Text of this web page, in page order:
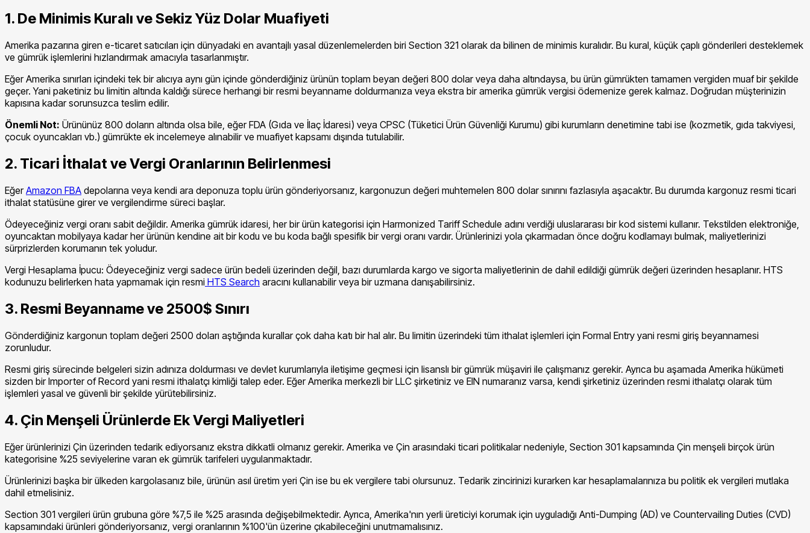
1. De Minimis Kuralı ve Sekiz Yüz Dolar Muafiyeti
Amerika pazarına giren e-ticaret satıcıları için dünyadaki en avantajlı yasal düzenlemelerden biri Section 321 olarak da bilinen de minimis kuralıdır. Bu kural, küçük çaplı gönderileri desteklemek
ve gümrük işlemlerini hızlandırmak amacıyla tasarlanmıştır.
Eğer Amerika sınırları içindeki tek bir alıcıya aynı gün içinde gönderdiğiniz ürünün toplam beyan değeri 800 dolar veya daha altındaysa, bu ürün gümrükten tamamen vergiden muaf bir şekilde
geçer. Yani paketiniz bu limitin altında kaldığı sürece herhangi bir resmi beyanname doldurmanıza veya ekstra bir amerika gümrük vergisi ödemenize gerek kalmaz. Doğrudan müşterinizin
kapısına kadar sorunsuzca teslim edilir.
Önemli Not: Ürününüz 800 doların altında olsa bile, eğer FDA (Gıda ve İlaç İdaresi) veya CPSC (Tüketici Ürün Güvenliği Kurumu) gibi kurumların denetimine tabi ise (kozmetik, gıda takviyesi,
çocuk oyuncakları vb.) gümrükte ek incelemeye alınabilir ve muafiyet kapsamı dışında tutulabilir.
2. Ticari İthalat ve Vergi Oranlarının Belirlenmesi
EğerAmazon FBA depolarına veya kendi ara deponuza toplu ürün gönderiyorsanız, kargonuzun değeri muhtemelen 800 dolar sınırını fazlasıyla aşacaktır. Bu durumda kargonuz resmi ticari
ithalat statüsüne girer ve vergilendirme süreci başlar.
Ödeyeceğiniz vergi oranı sabit değildir. Amerika gümrük idaresi, her bir ürün kategorisi için Harmonized Tariff Schedule adını verdiği uluslararası bir kod sistemi kullanır. Tekstilden elektroniğe,
oyuncaktan mobilyaya kadar her ürünün kendine ait bir kodu ve bu koda bağlı spesifik bir vergi oranı vardır. Ürünlerinizi yola çıkarmadan önce doğru kodlamayı bulmak, maliyetlerinizi
sürprizlerden korumanın tek yoludur.
Vergi Hesaplama İpucu: Ödeyeceğiniz vergi sadece ürün bedeli üzerinden değil, bazı durumlarda kargo ve sigorta maliyetlerinin de dahil edildiği gümrük değeri üzerinden hesaplanır. HTS
kodunuzu belirlerken hata yapmamak için resmi HTS Search aracını kullanabilir veya bir uzmana danışabilirsiniz.
3. Resmi Beyanname ve 2500$ Sınırı
Gönderdiğiniz kargonun toplam değeri 2500 doları aştığında kurallar çok daha katı bir hal alır. Bu limitin üzerindeki tüm ithalat işlemleri için Formal Entry yani resmi giriş beyannamesi
zorunludur.
Resmi giriş sürecinde belgeleri sizin adınıza doldurması ve devlet kurumlarıyla iletişime geçmesi için lisanslı bir gümrük müşaviri ile çalışmanız gerekir. Ayrıca bu aşamada Amerika hükümeti
sizden bir Importer of Record yani resmi ithalatçı kimliği talep eder. Eğer Amerika merkezli bir LLC şirketiniz ve EIN numaranız varsa, kendi şirketiniz üzerinden resmi ithalatçı olarak tüm
işlemleri yasal ve güvenli bir şekilde yürütebilirsiniz.
4. Çin Menşeli Ürünlerde Ek Vergi Maliyetleri
Eğer ürünlerinizi Çin üzerinden tedarik ediyorsanız ekstra dikkatli olmanız gerekir. Amerika ve Çin arasındaki ticari politikalar nedeniyle, Section 301 kapsamında Çin menşeli birçok ürün
kategorisine %25 seviyelerine varan ek gümrük tarifeleri uygulanmaktadır.
Ürünlerinizi başka bir ülkeden kargolasanız bile, ürünün asıl üretim yeri Çin ise bu ek vergilere tabi olursunuz. Tedarik zincirinizi kurarken kar hesaplamalarınıza bu politik ek vergileri mutlaka
dahil etmelisiniz.
Section 301 vergileri ürün grubuna göre %7,5 ile %25 arasında değişebilmektedir. Ayrıca, Amerika'nın yerli üreticiyi korumak için uyguladığı Anti-Dumping (AD) ve Countervailing Duties (CVD)
kapsamındaki ürünleri gönderiyorsanız, vergi oranlarının %100'ün üzerine çıkabileceğini unutmamalısınız.